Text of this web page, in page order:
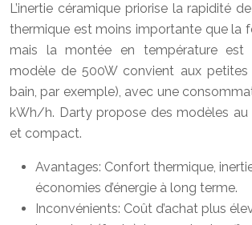
L’inertie céramique priorise la rapidité
thermique est moins importante que la
mais la montée en température est
modèle de 500W convient aux
bain, par exemple), avec une
kWh/h. Darty propose des modèles au
et compact.
Avantages: Confort thermique,
économies d’énergie à long terme.
Inconvénients: Coût d’achat plus